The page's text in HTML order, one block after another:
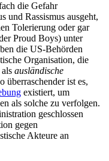
die Gefahr
und Rassismus ausgeht,
Tolerierung oder gar
Proud Boys) unter
die US-Behörden
Organi­sation, die
ausländische
überraschender ist es,
existiert, um
als solche zu verfolgen.
geschlossen
gegen
Akteure an